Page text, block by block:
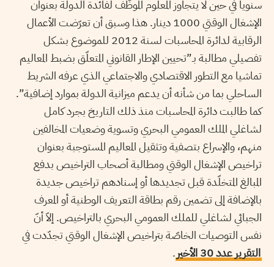
سنويا في حين لا يتجاوز المعلوم الموظّف لفائدة الدولة بعنوان
الإشغال الوقتي 1000 دينار. هذا وسبق أن تعرّضت الأعمال
الرقابية لدائرة المحاسبات لسنة 2012 للموضوع بشكل
تفصيلي مطالبة بـ”تحيين الإطار القانوني المتعلّق بضبط المعاليم
تماشيا مع التطور الاقتصادي والاجتماعي الذي عرفه الشريط
الساحلي بما من شأنه أن يدعم ميزانية الدولة بموارد إضافية”.
كما طالبت دائرة المحاسبات منذ ذلك التاريخ بجرد كامل
لشاغلي الملك العمومي البحري وتسوية وضعيات المخالفين
منهم، والإسراع بتصفية وتثقيل المعاليم المستوجبة بعنوان
تراخيص الإشغال الوقتي ومطالبة أصحاب التراخيص بدفع
المبالغ المتخلّدة قبل تجديدها أو إسنادهم تراخيص جديدة
بالإضافة إلى تضمين رقم بطاقة التعريف الوطنية أو المعرف
الجبائي لشاغلي للملك العمومي البحري بالتراخيص. إلاّ أنّ
نفس التوصيات الخاصّة بتراخيص الإشغال الوقتي تجدّدت في
التقرير عدد 30 الأخير
.